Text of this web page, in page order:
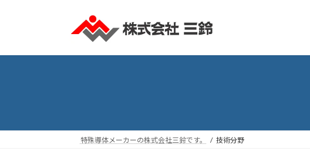
プ
動
特殊導体メーカーの株式会社三鈴です。 技術分野